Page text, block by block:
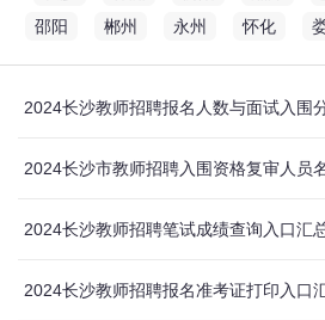
邵阳
郴州 永州 怀化
2024长沙教师招聘报名人数与面试入围
2024长沙市教师招聘入围资格复审人员
2024长沙教师招聘笔试成绩查询入口汇
2024长沙教师招聘报名准考证打印入口